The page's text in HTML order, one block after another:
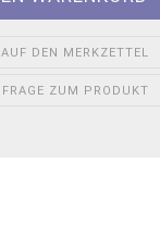
AUF DEN MERKZETTEL
FRAGE ZUM PRODUKT